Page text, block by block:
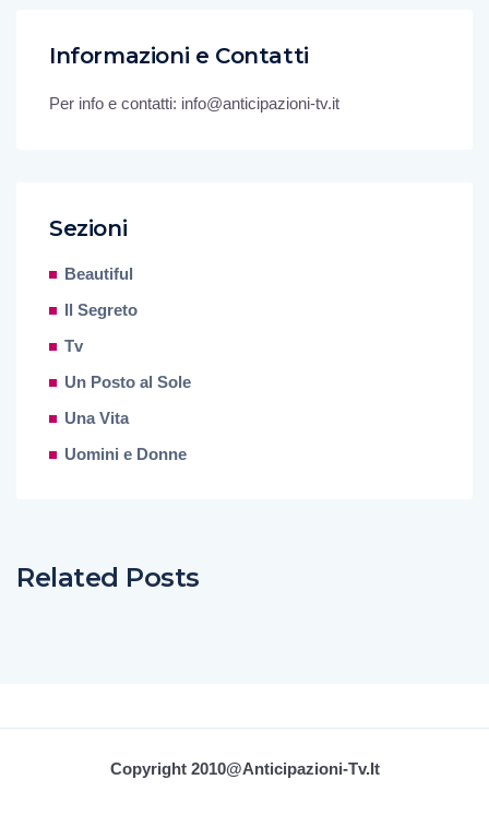
Informazioni e Contatti
Per info e contatti: info@anticipazioni-tv.it
Sezioni
Beautiful
Il Segreto
Tv
Un Posto al Sole
Una Vita
Uomini e Donne
Related Posts
Copyright 2010@Anticipazioni-Tv.it